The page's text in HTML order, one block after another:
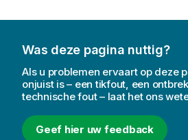
Was deze pagina nuttig?
Als u problemen ervaart op deze
onjuist is – een tikfout, een
technische fout – laat het ons
Geef hier uw feedback